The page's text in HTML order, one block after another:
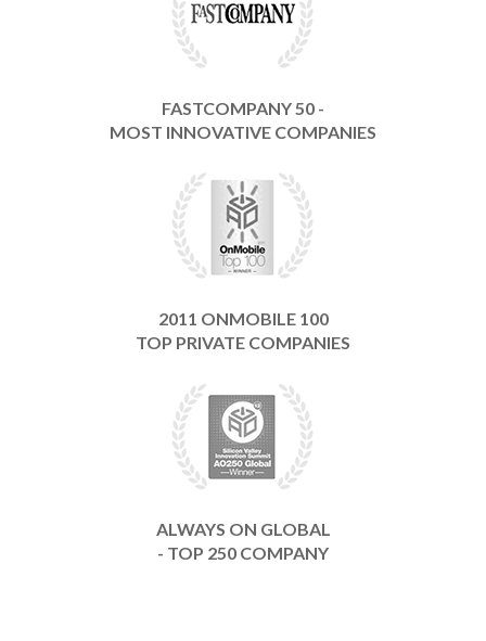
FASTCOMPANY 50 -
MOST INNOVATIVE COMPANIES
2011 ONMOBILE 100
TOP PRIVATE COMPANIES
ALWAYS ON GLOBAL
- TOP 250 COMPANY